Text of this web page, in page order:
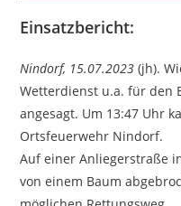
Einsatzbericht:
Nindorf, 15.07.2023 (jh).
Wetterdienst u.a. für den
angesagt. Um 13:47 Uhr
Ortsfeuerwehr Nindorf.
Auf einer Anliegerstraße
von einem Baum